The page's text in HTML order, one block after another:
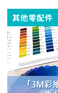
舟在造型美感
其他零配件